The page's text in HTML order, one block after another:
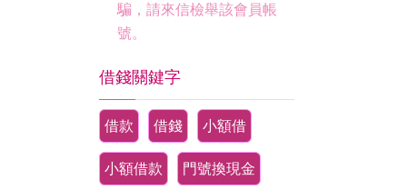
騙，請來信檢舉該會員帳
號。
借錢關鍵字
借款 借錢 小額借
小額借款 門號換現金